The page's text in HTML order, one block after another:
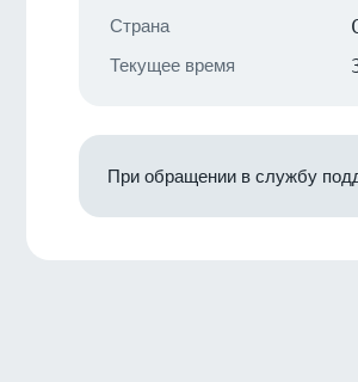
Страна
Текущее время
При обращении в службу